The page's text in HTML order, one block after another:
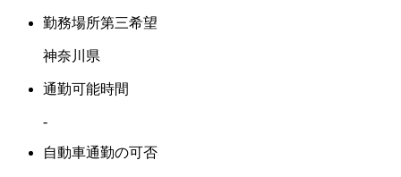
勤務場所第三希望
神奈川県
通勤可能時間
-
自動車通勤の可否